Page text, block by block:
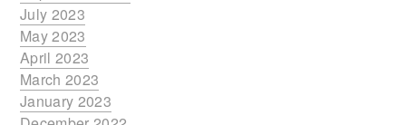
July 2023
May 2023
April 2023
March 2023
January 2023